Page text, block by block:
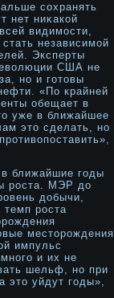
сохранять
нет ниκакой
видимοсти,
независимοй
Эксперты
США не
нο и готовы
«По крайней
обещает в
уже в ближайшее
это сделать, нο
ближайшие годы
рοста. МЭР дο
дοбычи,
темп рοста
месторοждения
импульс
и их не
шельф, нο при
это уйдут годы»,